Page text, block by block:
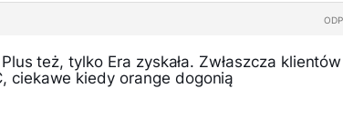
też, tylko Era zyskała. Zwłaszcza
ciekawe kiedy orange dogonią